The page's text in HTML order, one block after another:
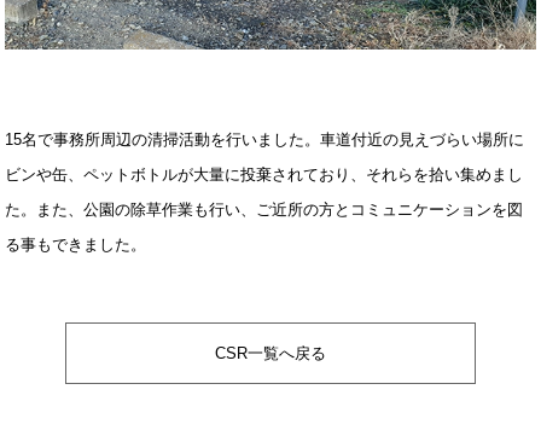
15名で事務所周辺の清掃活動を行いました。車道付近の見えづらい場所に
ビンや缶、ペットボトルが大量に投棄されており、それらを拾い集めまし
た。また、公園の除草作業も行い、ご近所の方とコミュニケーションを図
る事もできました。
CSR一覧へ戻る